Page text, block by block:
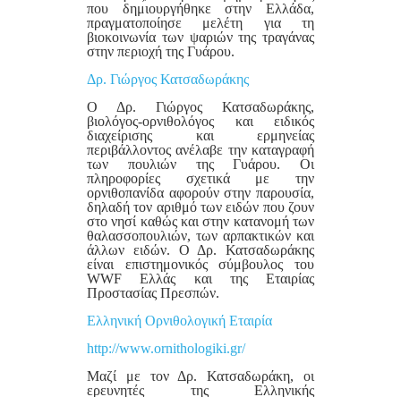
που δημιουργήθηκε στην Ελλάδα,
πραγματοποίησε μελέτη για τη
βιοκοινωνία των ψαριών της τραγάνας
στην περιοχή της Γυάρου.
Δρ. Γιώργος Κατσαδωράκης
Ο Δρ. Γιώργος Κατσαδωράκης,
βιολόγος-ορνιθολόγος και ειδικός
διαχείρισης και ερμηνείας
περιβάλλοντος ανέλαβε την καταγραφή
των πουλιών της Γυάρου. Οι
πληροφορίες σχετικά με την
ορνιθοπανίδα αφορούν στην παρουσία,
δηλαδή τον αριθμό των ειδών που ζουν
στο νησί καθώς και στην κατανομή των
θαλασσοπουλιών, των αρπακτικών και
άλλων ειδών. Ο Δρ. Κατσαδωράκης
είναι επιστημονικός σύμβουλος του
WWF Ελλάς και της Εταιρίας
Προστασίας Πρεσπών.
Ελληνική Ορνιθολογική Εταιρία
http://www.ornithologiki.gr/
Μαζί με τον Δρ. Κατσαδωράκη, οι
ερευνητές της Ελληνικής